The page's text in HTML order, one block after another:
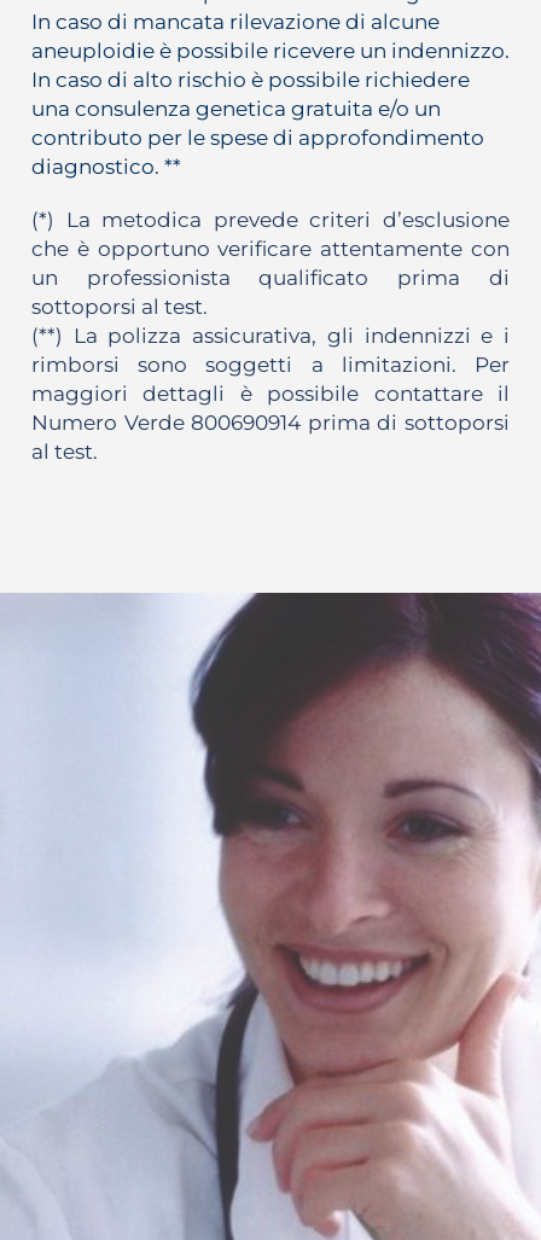
In caso di mancata rilevazione di alcune
aneuploidie è possibile ricevere un indennizzo.
In caso di alto rischio è possibile richiedere
una consulenza genetica gratuita e/o un
contributo per le spese di approfondimento
diagnostico. **
(*) La metodica prevede criteri d’esclusione
che è opportuno verificare attentamente con
un professionista qualificato prima di
sottoporsi al test.
(**) La polizza assicurativa, gli indennizzi e i
rimborsi sono soggetti a limitazioni. Per
maggiori dettagli è possibile contattare il
Numero Verde 800690914 prima di sottoporsi
al test.